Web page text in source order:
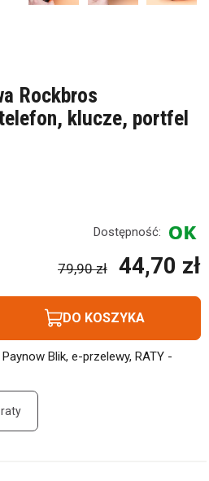
Rockbros
klucze, portfel
Dostępność:
79,90 zł 44,70 zł
DO KOSZYKA
Blik, e-przelewy, RATY -